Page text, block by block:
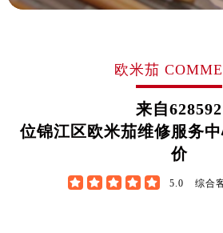
欧米茄
来自628592
位锦江区欧米茄维修服务
价
     5.0 综合